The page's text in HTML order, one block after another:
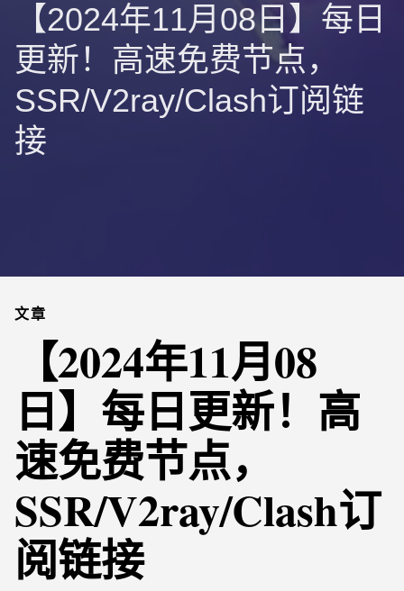
【2024年11月08日】每日
更新！高速免费节点，
SSR/V2ray/Clash订阅链
接
文章
【2024年11月08
日】每日更新！高
速免费节点，
SSR/V2ray/Clash订
阅链接